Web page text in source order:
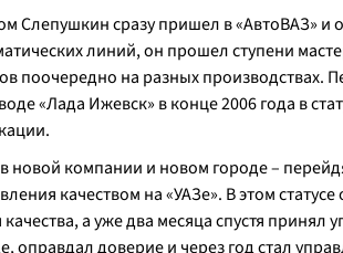
Слепушкин сразу пришел в «АвтоВАЗ» и
линий, он прошел ступени
поочередно на разных производствах.
«Лада Ижевск» в конце 2006 года в
новой компании и новом городе –
качеством на «УАЗе». В этом
а уже два месяца спустя
оправдал доверие и через год стал